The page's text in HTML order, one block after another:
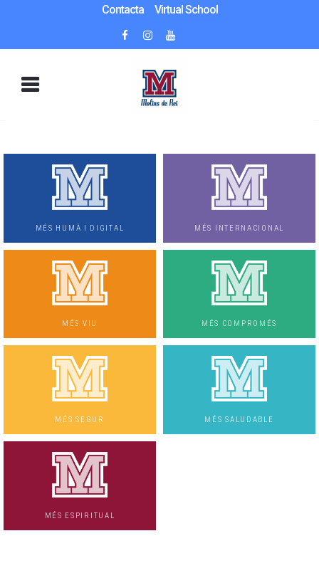
Contacta Virtual School
MÉS HUMÀ I DIGITAL MÉS INTERNACIONAL
MÉS VIU MÉS COMPROMÉS
MÉS SEGUR MÉS SALUDABLE
MÉS ESPIRITUAL